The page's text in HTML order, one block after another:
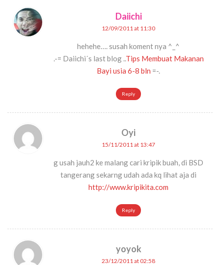
Daiichi
12/09/2011 at 11:30
hehehe…. susah koment nya ^_^
.-= Daiichi´s last blog ..Tips Membuat Makanan
Bayi usia 6-8 bln =-.
Reply
Oyi
15/11/2011 at 13:47
g usah jauh2 ke malang cari kripik buah, di BSD
tangerang sekarng udah ada kq lihat aja di
http://www.kripikita.com
Reply
yoyok
23/12/2011 at 02:58